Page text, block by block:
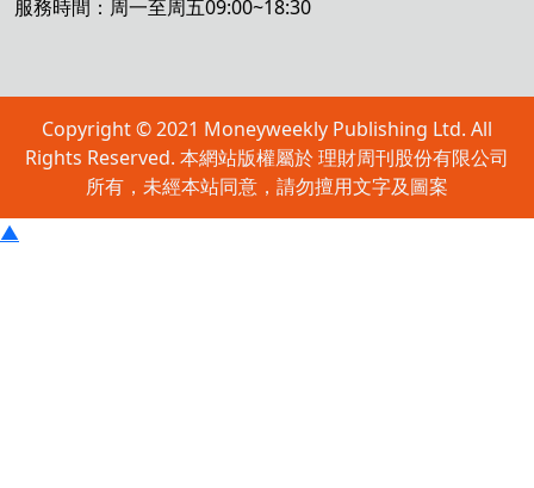
服務時間：周一至周五09:00~18:30
Copyright © 2021 Moneyweekly Publishing Ltd. All
Rights Reserved. 本網站版權屬於 理財周刊股份有限公司
所有，未經本站同意，請勿擅用文字及圖案
▲